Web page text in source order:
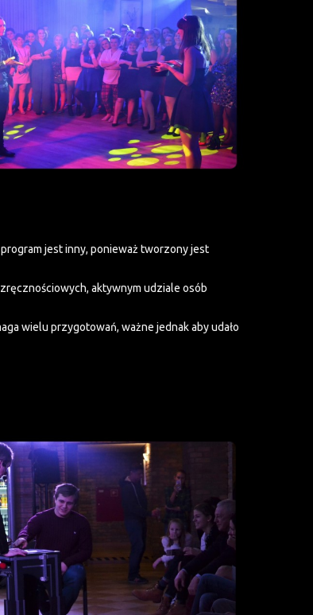
jest inny, ponieważ tworzony jest
aktywnym udziale osób
wielu przygotowań, ważne jednak aby udało